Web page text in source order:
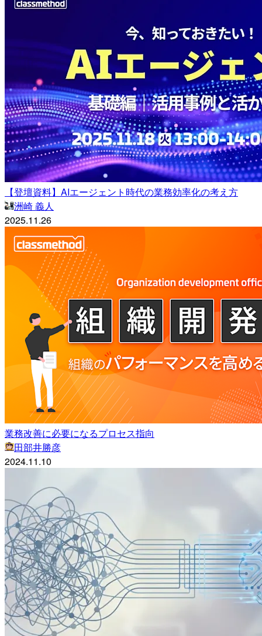
【登壇資料】AIエージェント時代の業務効率化の考え方
洲崎 義人
2025.11.26
業務改善に必要になるプロセス指向
田部井勝彦
2024.11.10